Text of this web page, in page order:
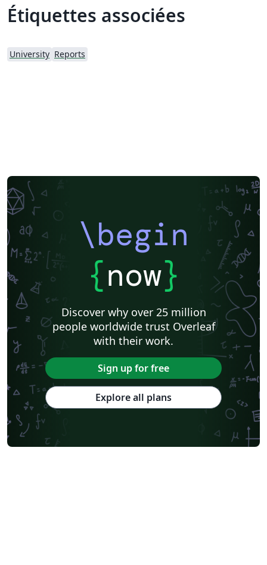
Étiquettes associées
University Reports
\begin
{now}
Discover why over 25 million
people worldwide trust Overleaf
with their work.
Sign up for free
Explore all plans